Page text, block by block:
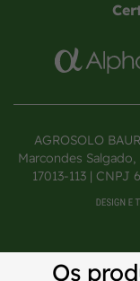
AGROSOLO
Marcondes Salgado,
17013-113 | CNPJ